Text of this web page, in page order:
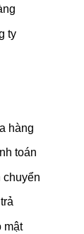
ty
hàng
toán
mật